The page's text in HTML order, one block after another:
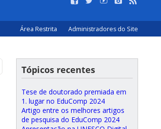
Área Restrita Administradores do Site
Tópicos recentes
Tese de doutorado premiada em
1. lugar no EduComp 2024
Artigo entre os melhores artigos
de pesquisa do EduComp 2024